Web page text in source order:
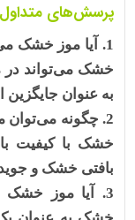
پرسش‌های متداول
آیا موز خشک
خشک می‌تواند در
به عنوان جایگزین
چگونه می‌توان
خشک با کیفیت
بافتی خشک و
آیا موز